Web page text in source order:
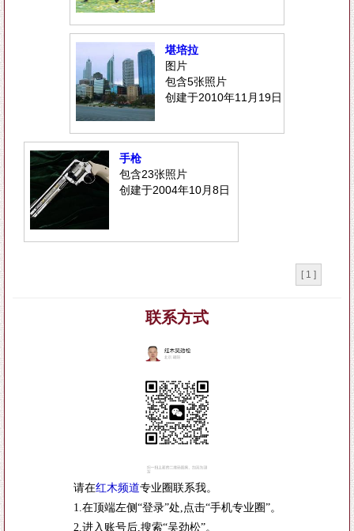
堪培拉
图片
包含5张照片
创建于2010年11月19日
手枪
包含23张照片
创建于2004年10月8日
[ 1 ]
联系方式
请在红木频道专业圈联系我。
1.在顶端左侧“登录”处,点击“手机专业圈”。
2.进入账号后,搜索“吴劲松”。